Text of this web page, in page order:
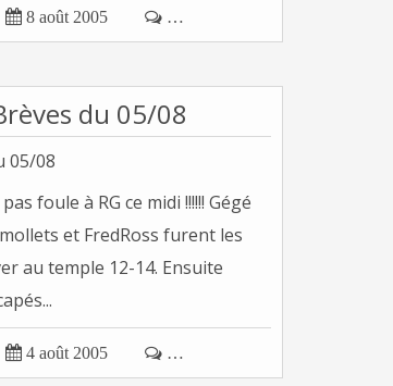
 8 août 2005  …
du 05/08
foule à RG ce midi !!!!!! Gégé
et FredRoss furent les
au temple 12-14. Ensuite
 4 août 2005  …